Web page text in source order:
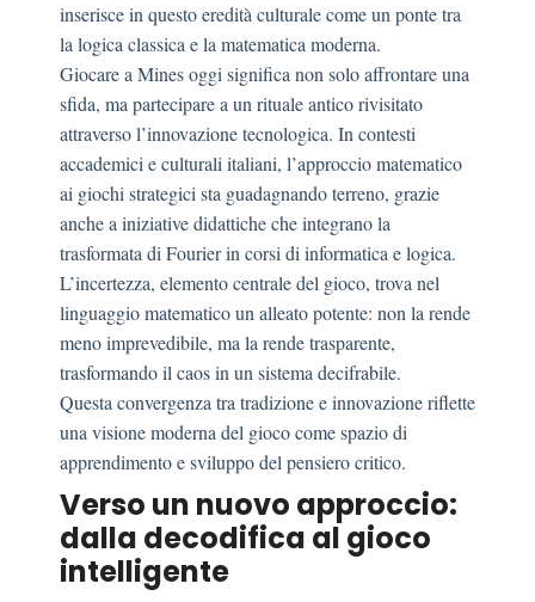
inserisce in questo eredità culturale come un ponte tra
la logica classica e la matematica moderna.
Giocare a Mines oggi significa non solo affrontare una
sfida, ma partecipare a un rituale antico rivisitato
attraverso l’innovazione tecnologica. In contesti
accademici e culturali italiani, l’approccio matematico
ai giochi strategici sta guadagnando terreno, grazie
anche a iniziative didattiche che integrano la
trasformata di Fourier in corsi di informatica e logica.
L’incertezza, elemento centrale del gioco, trova nel
linguaggio matematico un alleato potente: non la rende
meno imprevedibile, ma la rende trasparente,
trasformando il caos in un sistema decifrabile.
Questa convergenza tra tradizione e innovazione riflette
una visione moderna del gioco come spazio di
apprendimento e sviluppo del pensiero critico.
Verso un nuovo approccio:
dalla decodifica al gioco
intelligente